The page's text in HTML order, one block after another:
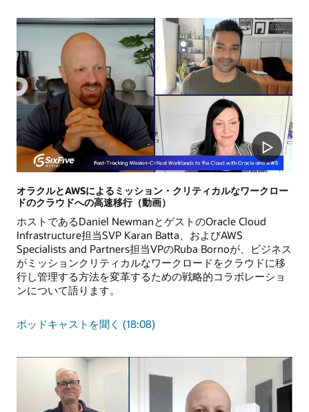
オラクルとAWSによるミッション・クリティカルなワークロー
ドのクラウドへの高速移行（動画）
ホストであるDaniel NewmanとゲストのOracle Cloud
Infrastructure担当SVP Karan Batta、およびAWS
Specialists and Partners担当VPのRuba Bornoが、ビジネス
がミッションクリティカルなワークロードをクラウドに移
行し管理する方法を変革するための戦略的コラボレーショ
ンについて語ります。
ポッドキャストを聞く オ
(18:08)